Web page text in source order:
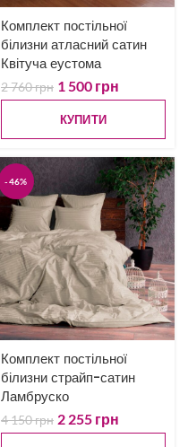
Комплект постільної
білизни атласний сатин
Квітуча еустома
2 760грн 1 500 грн
КУПИТИ
-46%
Комплект постільної
білизни страйп-сатин
Ламбруско
4 150грн 2 255 грн